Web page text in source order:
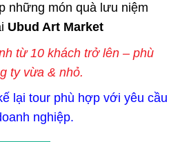
những món quà lưu niệm
Ubud Art Market
từ 10 khách trở lên – phù
ty vừa & nhỏ.
lại tour phù hợp với yêu cầu
nghiệp.